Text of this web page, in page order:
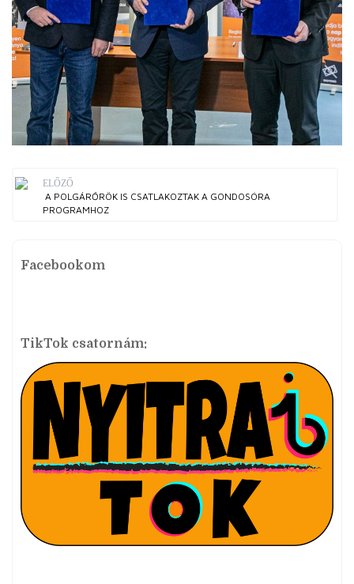
ELŐZŐ
A POLGÁRŐRÖK IS CSATLAKOZTAK A GONDOSÓRA
PROGRAMHOZ
Facebookom
TikTok csatornám: